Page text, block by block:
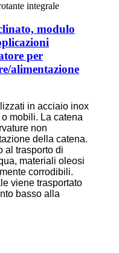
modulo
per
alimentazione
in acciaio inox
mobili. La catena
non
della catena.
al trasporto di
materiali oleosi
corrodibili.
viene trasportato
basso alla